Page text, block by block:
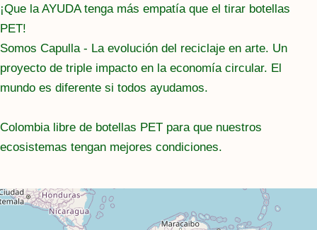
¡Que la AYUDA tenga más empatía que el tirar botellas
PET!
Somos Capulla - La evolución del reciclaje en arte. Un
proyecto de triple impacto en la economía circular. El
mundo es diferente si todos ayudamos.
Colombia libre de botellas PET para que nuestros
ecosistemas tengan mejores condiciones.